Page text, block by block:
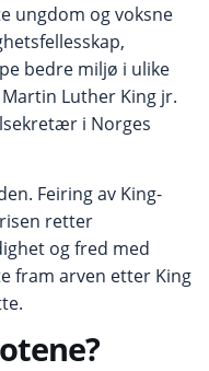
ungdom og voksne
bedre miljø i ulike
Luther King jr.
i Norges
Feiring av King-
retter
og fred med
fram arven etter King